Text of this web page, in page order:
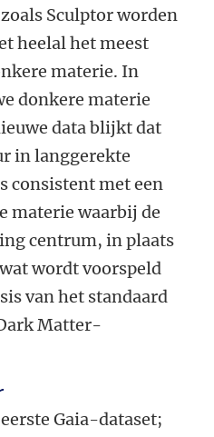
Sculptor worden
heelal het meest
materie. In
donkere materie
data blijkt dat
in langgerekte
consistent met een
materie waarbij de
centrum, in plaats
wordt voorspeld
van het standaard
Matter-
Gaia-dataset;